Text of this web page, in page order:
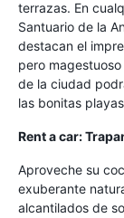
terrazas. En
Santuario de la
destacan el
pero
de la ciudad
las bonitas
Rent a car:
Aproveche su
exuberante
alcantilados de